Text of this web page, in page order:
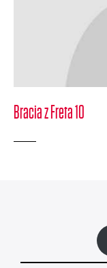
Bracia z Freta 10